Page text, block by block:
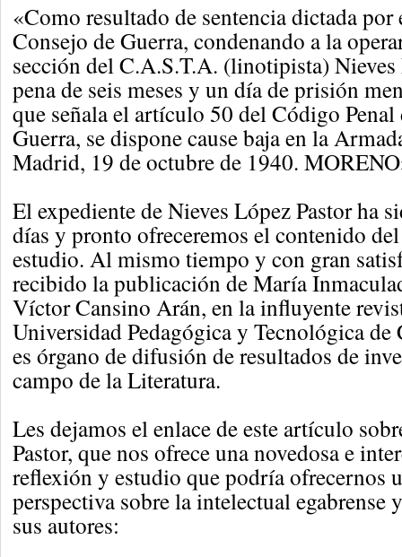
«Como resultado de sentencia dictada
Consejo de Guerra, condenando a la
sección del C.A.S.T.A. (linotipista) Nieves
pena de seis meses y un día de prisión
que señala el artículo 50 del Código
Guerra, se dispone cause baja en la
Madrid, 19 de octubre de 1940.
El expediente de Nieves López Pastor ha
días y pronto ofreceremos el contenido
estudio. Al mismo tiempo y con gran
recibido la publicación de María
Víctor Cansino Arán, en la influyente
Universidad Pedagógica y Tecnológica
es órgano de difusión de resultados de
campo de la Literatura.
Les dejamos el enlace de este artículo
Pastor, que nos ofrece una novedosa e
reflexión y estudio que podría ofrecernos
perspectiva sobre la intelectual egabrense
sus autores: